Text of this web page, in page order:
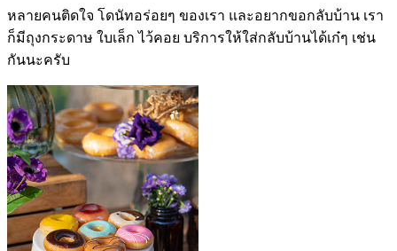
หลายคนติดใจ โดนัทอร่อยๆ ของเรา และอยากขอกลับบ้าน เรา
ก็มีถุงกระดาษ ใบเล็ก ไว้คอย บริการให้ใส่กลับบ้านได้เก๋ๆ เช่น
กันนะครับ